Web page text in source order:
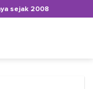
sejak 2008